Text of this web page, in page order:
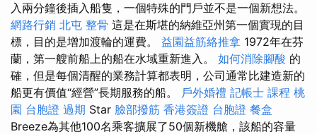
入兩分鐘後插入船隻，一個特殊的門戶並不是一個新想法。
網路行銷 北屯 整骨 這是在斯堪的納維亞州第一個實現的目
標，目的是增加渡輪的運費。 益園益筋絡推拿 1972年在芬
蘭，第一艘前船上的船在水域重新進入。 如何消除腳酸 的
確，但是每個清醒的業務計算都表明，公司通常比建造新的
船更有價值“經營”長期服務的船。 戶外婚禮 記帳士 課程 桃
園 台胞證 過期 Star 臉部撥筋 香港簽證 台胞證 餐盒
Breeze為其他100名乘客擴展了50個新機艙，該船的容量